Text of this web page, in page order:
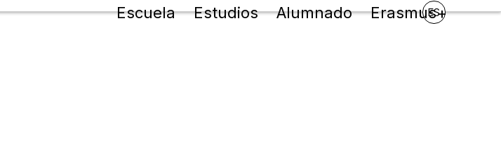
Escuela Estudios Alumnado Erasmus+
ES